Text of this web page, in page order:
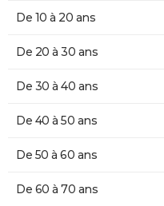
De 10 à 20 ans
De 20 à 30 ans
De 30 à 40 ans
De 40 à 50 ans
De 50 à 60 ans
De 60 à 70 ans